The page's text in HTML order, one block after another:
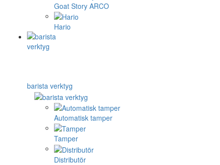
Goat Story ARCO
Hario
barista verktyg
Automatisk tamper
Tamper
Distributör